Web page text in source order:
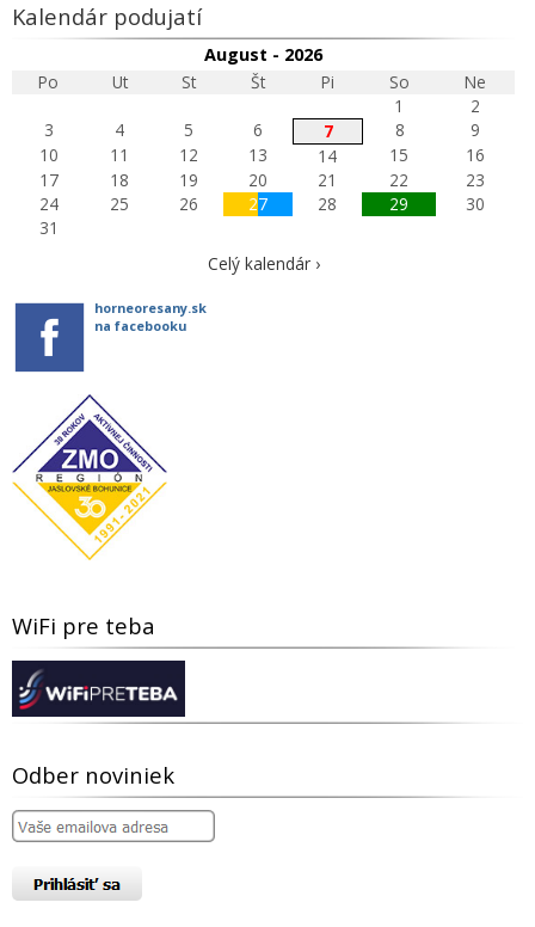
Kalendár podujatí
August - 2026
Po
Ut St Št Pi So
Ne
1
2
3
4 5 6 7 8
9
10
11 12 13 14 15
16
17
18 19 20 21 22
23
24
25 26 27 28 29
30
31
Celý kalendár ›
horneoresany.sk
na facebooku
WiFi pre teba
Odber noviniek